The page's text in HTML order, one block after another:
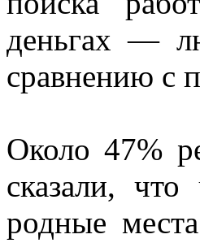
деньгах —
сравнению с
Около 47%
сказали,
родные